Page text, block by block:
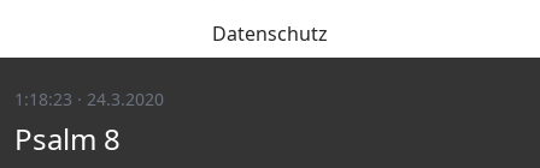
Datenschutz
1:18:23 · 24.3.2020
Psalm 8